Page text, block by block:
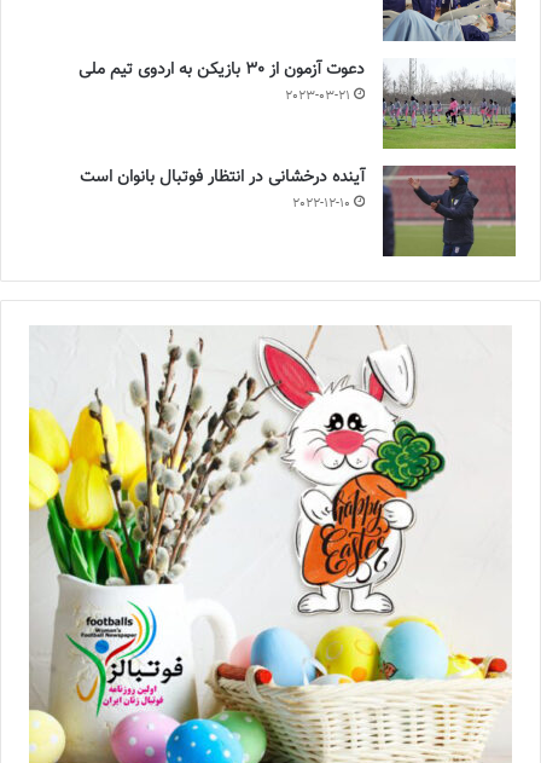
دعوت آزمون از 30 بازیکن به اردوی تیم ملی
2023-03-21
آینده درخشانی در انتظار فوتبال بانوان است
2022-12-10